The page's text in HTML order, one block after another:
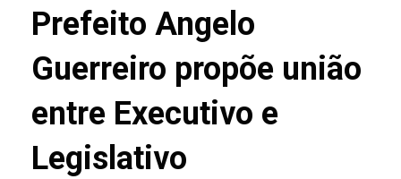
Prefeito Angelo
Guerreiro propõe união
entre Executivo e
Legislativo